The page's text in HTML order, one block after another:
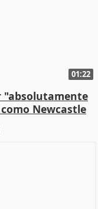
01:22
"absolutamente
Newcastle